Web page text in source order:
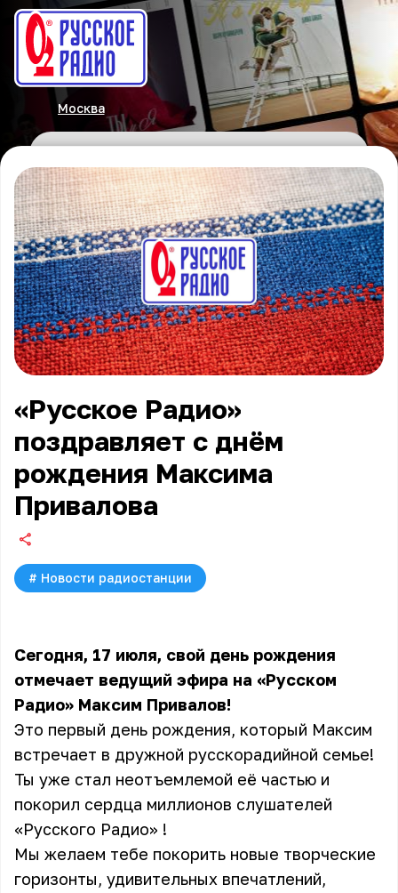
Москва
«Русское Радио»
поздравляет с днём
рождения Максима
Привалова
# Новости радиостанции
Сегодня, 17 июля, свой день рождения
отмечает ведущий эфира на «Русском
Радио» Максим Привалов!
Это первый день рождения, который Максим
встречает в дружной русскорадийной семье!
Ты уже стал неотъемлемой её частью и
покорил сердца миллионов слушателей
«Русского Радио» !
Мы желаем тебе покорить новые творческие
горизонты, удивительных впечатлений,